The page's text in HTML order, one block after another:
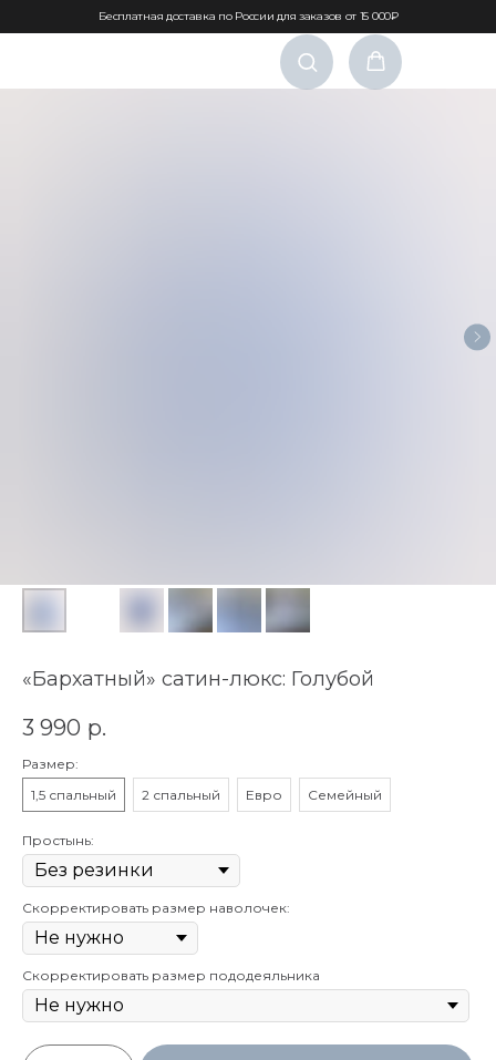
Бесплатная доставка по России для заказов от 15 000₽
«Бархатный» сатин-люкс: Голубой
3 990 р.
Размер:
1,5 спальный
2 спальный Евро Семейный
Простынь:
Скорректировать размер наволочек:
Скорректировать размер пододеяльника